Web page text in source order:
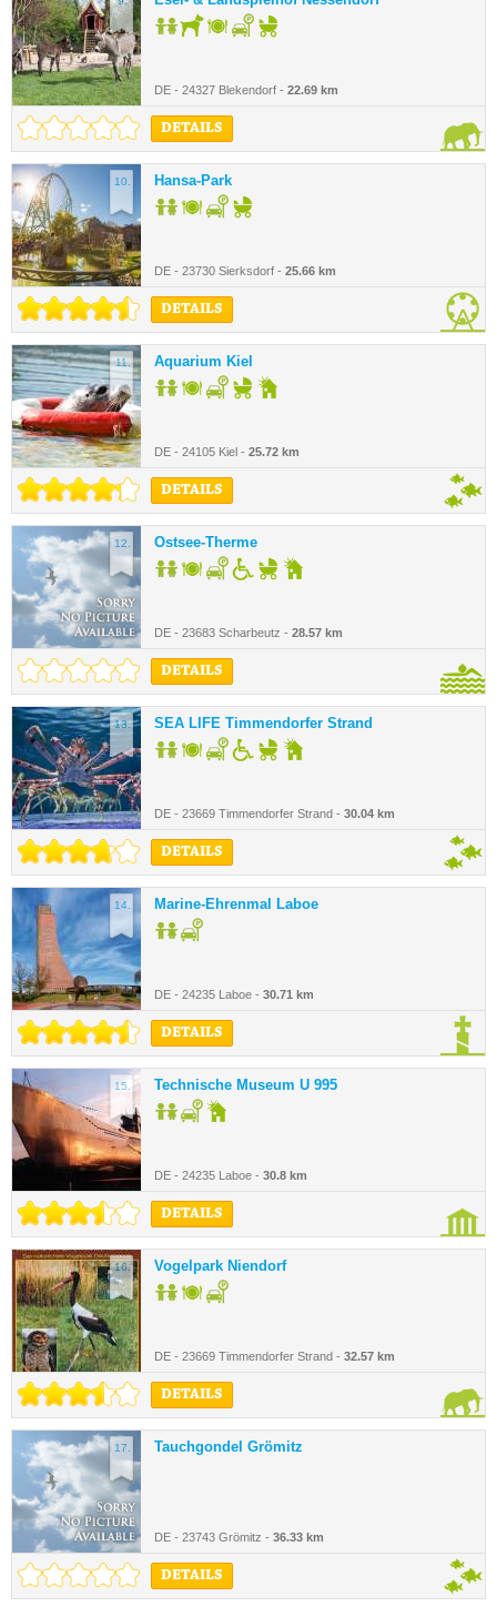
DE - 24327 Blekendorf - 22.69 km
DETAILS
10. Hansa-Park
DE - 23730 Sierksdorf - 25.66 km
DETAILS
11. Aquarium Kiel
DE - 24105 Kiel - 25.72 km
DETAILS
12. Ostsee-Therme
DE - 23683 Scharbeutz - 28.57 km
DETAILS
13. SEA LIFE Timmendorfer Strand
DE - 23669 Timmendorfer Strand - 30.04 km
DETAILS
14. Marine-Ehrenmal Laboe
DE - 24235 Laboe - 30.71 km
DETAILS
15. Technische Museum U 995
DE - 24235 Laboe - 30.8 km
DETAILS
16. Vogelpark Niendorf
DE - 23669 Timmendorfer Strand - 32.57 km
DETAILS
17. Tauchgondel Grömitz
DE - 23743 Grömitz - 36.33 km
DETAILS